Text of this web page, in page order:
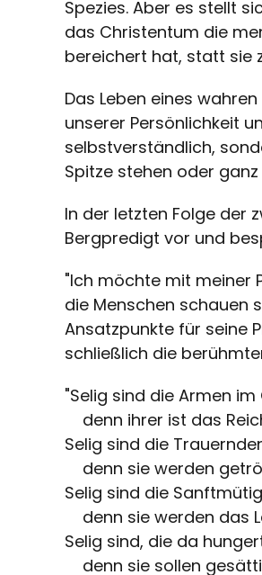
Spezies. Aber es stellt
das Christentum die
bereichert hat, statt sie
Das Leben eines
unserer Persönlichkeit
selbstverständlich,
Spitze stehen oder
In der letzten Folge der
Bergpredigt vor und
"Ich möchte mit meiner
die Menschen schauen
Ansatzpunkte für seine
schließlich die
"Selig sind die Armen im
denn ihrer ist das
Selig sind die
denn sie werden
Selig sind die
denn sie werden das
Selig sind, die da
denn sie sollen